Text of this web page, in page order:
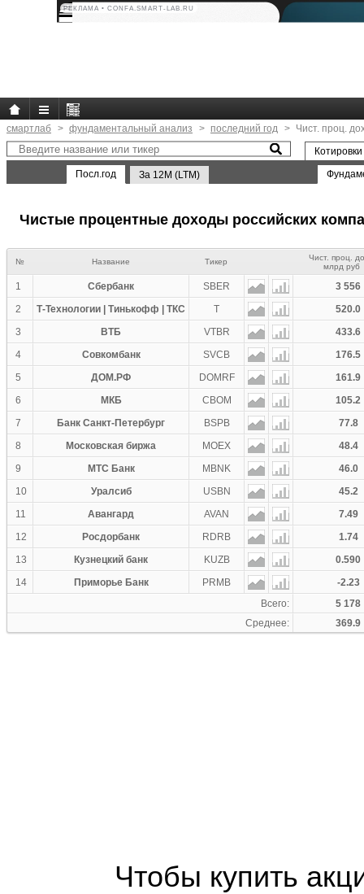
РЕКЛАМА • CONFA.SMART-LAB.RU
смартлаб фундаментальный анализ последний год
Чист. проц.
Котировки
Посл.год
За 12M (LTM)
Чистые процентные доходы российских
№ Название Тикер
Чист. проц.
млрд руб
1 Сбербанк SBER
3 556
2
Т-Технологии | Тинькофф | ТКС T
520.0
3
ВТБ VTBR
433.6
4
Совкомбанк SVCB
176.5
5
ДОМ.РФ DOMRF
161.9
6
МКБ CBOM
105.2
7
Банк Санкт-Петербург BSPB
77.8
8
Московская биржа MOEX
48.4
9
МТС Банк MBNK
46.0
10
Уралсиб USBN
45.2
11
Авангард AVAN
7.49
12
Росдорбанк RDRB
1.74
13
Кузнецкий банк KUZB
0.590
14
Приморье Банк PRMB
-2.23
Всего:
5 178
Среднее:
369.9
Чтобы купить